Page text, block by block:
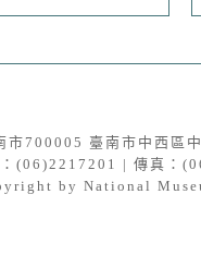
市700005 臺南市中西區
(06)2217201 | 傳真：
by National